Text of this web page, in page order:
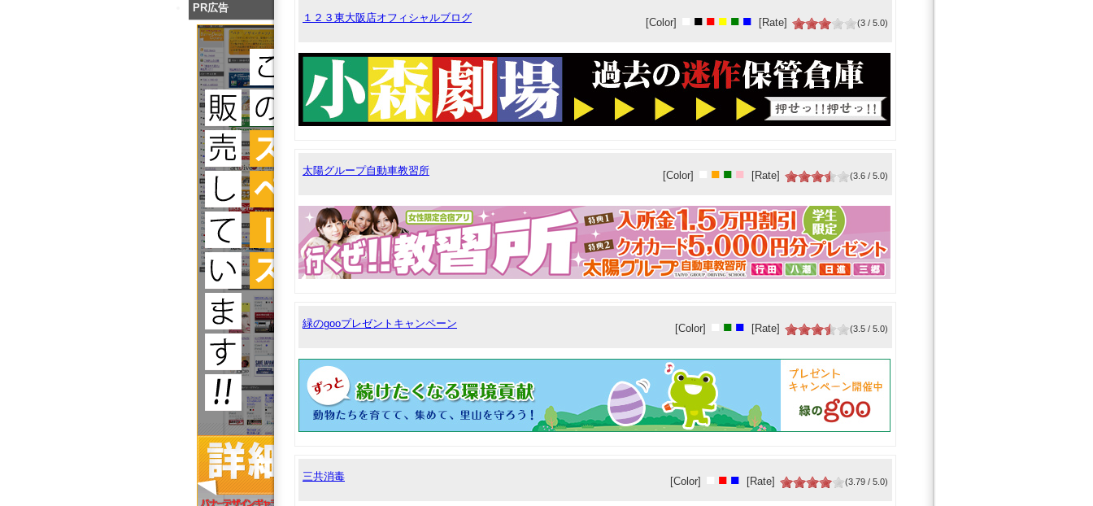
PR広告
１２３東大阪店オフィシャルブログ [Color] ■ ■ ■ ■ ■ [Rate] (3 / 5.0)
太陽グループ自動車教習所 [Color] ■ ■ ■ [Rate] (3.6 / 5.0)
緑のgooプレゼントキャンペーン [Color] ■ ■ [Rate] (3.5 / 5.0)
三共消毒 [Color] ■ ■ [Rate] (3.79 / 5.0)